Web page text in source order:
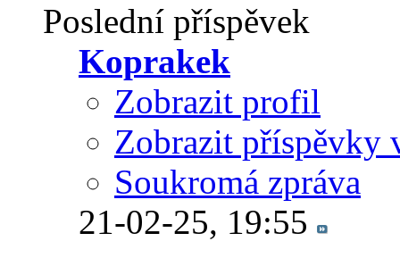
Poslední příspěvek
Koprakek
Zobrazit profil
Zobrazit příspěvky
Soukromá zpráva
21-02-25, 19:55